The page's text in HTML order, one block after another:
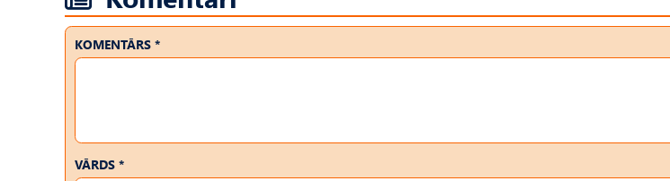
KOMENTĀRS *
VĀRDS *